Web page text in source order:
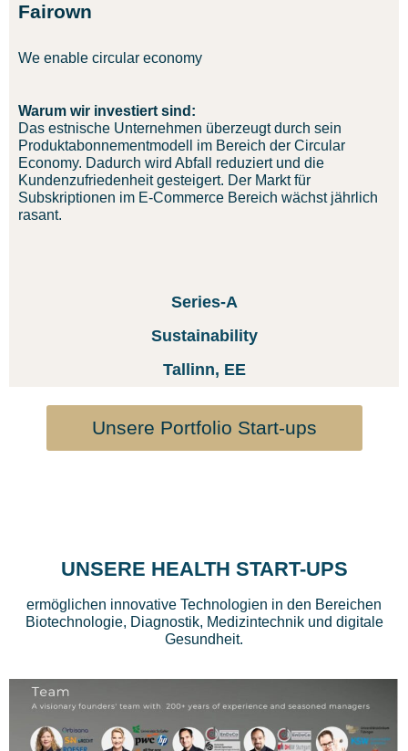
Fairown
We enable circular economy
Warum wir investiert sind:
Das estnische Unternehmen überzeugt durch sein
Produktabonnementmodell im Bereich der Circular
Economy. Dadurch wird Abfall reduziert und die
Kundenzufriedenheit gesteigert. Der Markt für
Subskriptionen im E-Commerce Bereich wächst jährlich
rasant.
Series-A
Sustainability
Tallinn, EE
Unsere Portfolio Start-ups
UNSERE HEALTH START-UPS
ermöglichen innovative Technologien in den Bereichen
Biotechnologie, Diagnostik, Medizintechnik und digitale
Gesundheit.